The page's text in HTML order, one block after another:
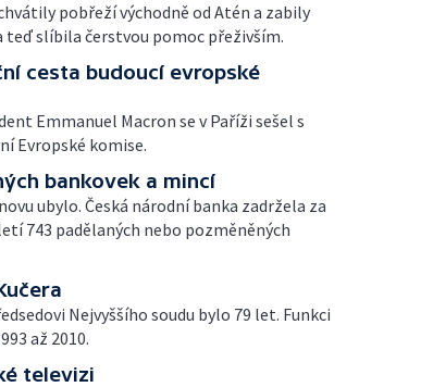
pobřeží východně od Atén a zabily
teď slíbila čerstvou pomoc přeživším.
cesta budoucí evropské
Emmanuel Macron se v Paříži sešel s
Evropské komise.
bankovek a mincí
ubylo. Česká národní banka zadržela za
743 padělaných nebo pozměněných
Nejvyššího soudu bylo 79 let. Funkci
až 2010.
televizi